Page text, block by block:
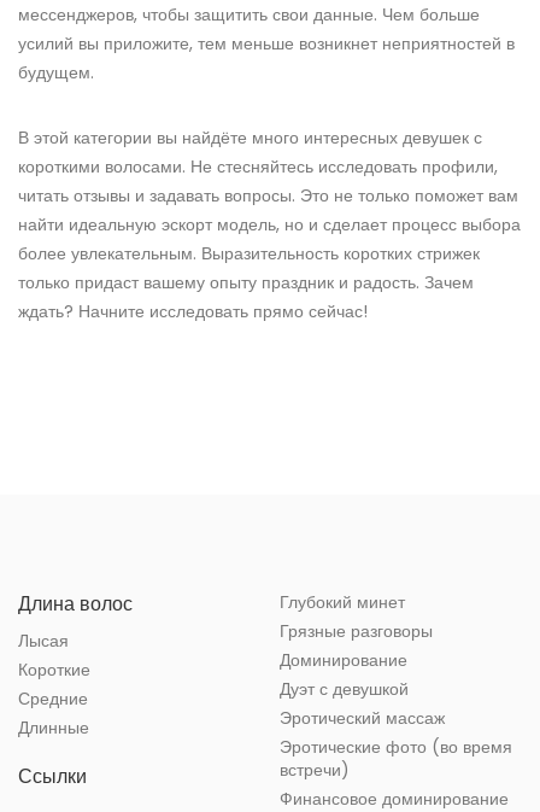
мессенджеров, чтобы защитить свои данные. Чем больше
усилий вы приложите, тем меньше возникнет неприятностей в
будущем.
В этой категории вы найдёте много интересных девушек с
короткими волосами. Не стесняйтесь исследовать профили,
читать отзывы и задавать вопросы. Это не только поможет вам
найти идеальную эскорт модель, но и сделает процесс выбора
более увлекательным. Выразительность коротких стрижек
только придаст вашему опыту праздник и радость. Зачем
ждать? Начните исследовать прямо сейчас!
Длина волос
Лысая
Короткие
Средние
Длинные
Ссылки
Глубокий минет
Грязные разговоры
Доминирование
Дуэт с девушкой
Эротический массаж
Эротические фото (во время
встречи)
Финансовое доминирование